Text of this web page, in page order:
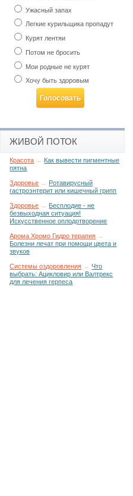
Ужасный запах
Легкие курильщика пропадут
Курят лентяи
Потом не бросить
Мои родные не курят
Хочу быть здоровым
ЖИВОЙ ПОТОК
Красота → Как вывести пигментные
пятна
Здоровье → Ротавирусный
гастроэнтерит или кишечный грипп
Здоровье → Бесплодие - не
безвыходная ситуация!
Искусственное оплодотворение
Арома Хромо Гидро терапия →
Болезни лечат при помощи цвета и
звуков
Системы оздоровления →Что
выбрать: Ацикловир или Валтрекс
для лечения герпеса